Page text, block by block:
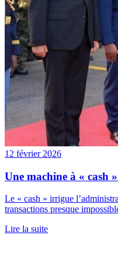
12 février 2026
Une machine à « cash
Le « cash » irrigue
transactions presque
Lire la suite